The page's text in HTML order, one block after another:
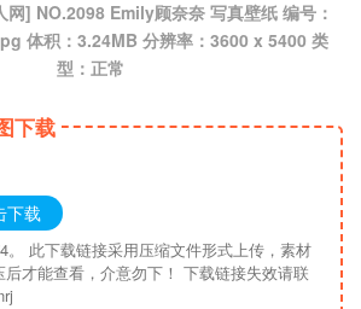
] NO.2098 Emily顾奈奈 写真壁纸 编号：
体积：3.24MB 分辨率：3600 x 5400 类
型：正常
下载
下载
。 此下载链接采用压缩文件形式上传，素材
才能查看，介意勿下！ 下载链接失效请联